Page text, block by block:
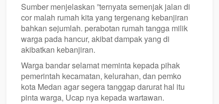
Sumber menjelaskan ”ternyata semenjak jalan di
cor malah rumah kita yang tergenang kebanjiran
bahkan sejumlah. perabotan rumah tangga milik
warga pada hancur, akibat dampak yang di
akibatkan kebanjiran.
Warga bandar selamat meminta kepada pihak
pemerintah kecamatan, kelurahan, dan pemko
kota Medan agar segera tanggap darurat hal itu
pinta warga, Ucap nya kepada wartawan.